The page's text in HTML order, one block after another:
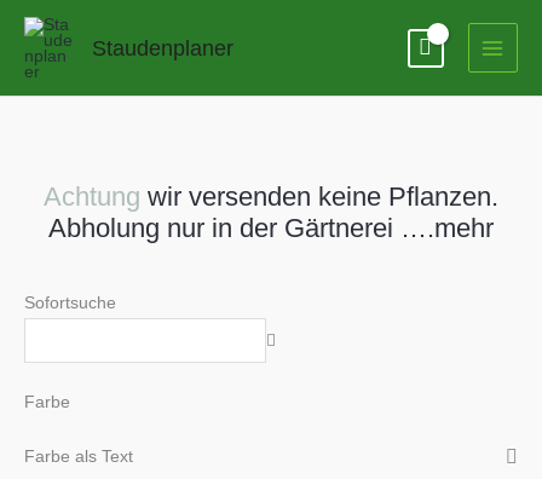
Zum
springen
Staudenplaner
Achtung wir versenden keine Pflanzen.
Abholung nur in der Gärtnerei ….mehr
Sofortsuche
Farbe
Farbe als Text